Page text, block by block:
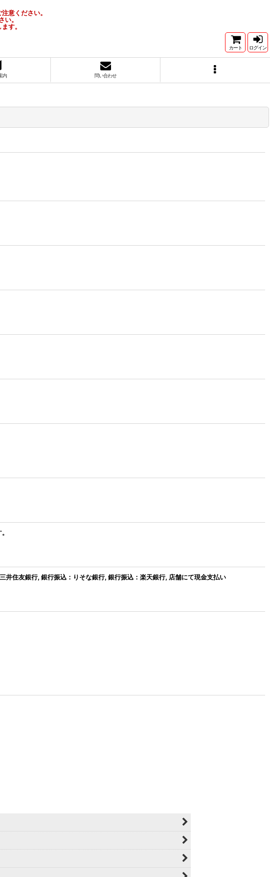
意ください。
。
す。
カート ログイン
内 問い合わせ
住友銀行, 銀行振込：りそな銀行, 銀行振込：楽天銀行, 店舗にて現金支払い